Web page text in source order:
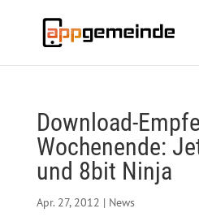
Download-
Wochenende:
und 8bit Ninja
Apr. 27, 2012 | News